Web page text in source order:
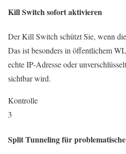
Kill Switch sofort aktivieren
Der Kill Switch schützt Sie, wenn
Das ist besonders in öffentlichem
echte IP‑Adresse oder
sichtbar wird.
Kontrolle
3
Split Tunneling für